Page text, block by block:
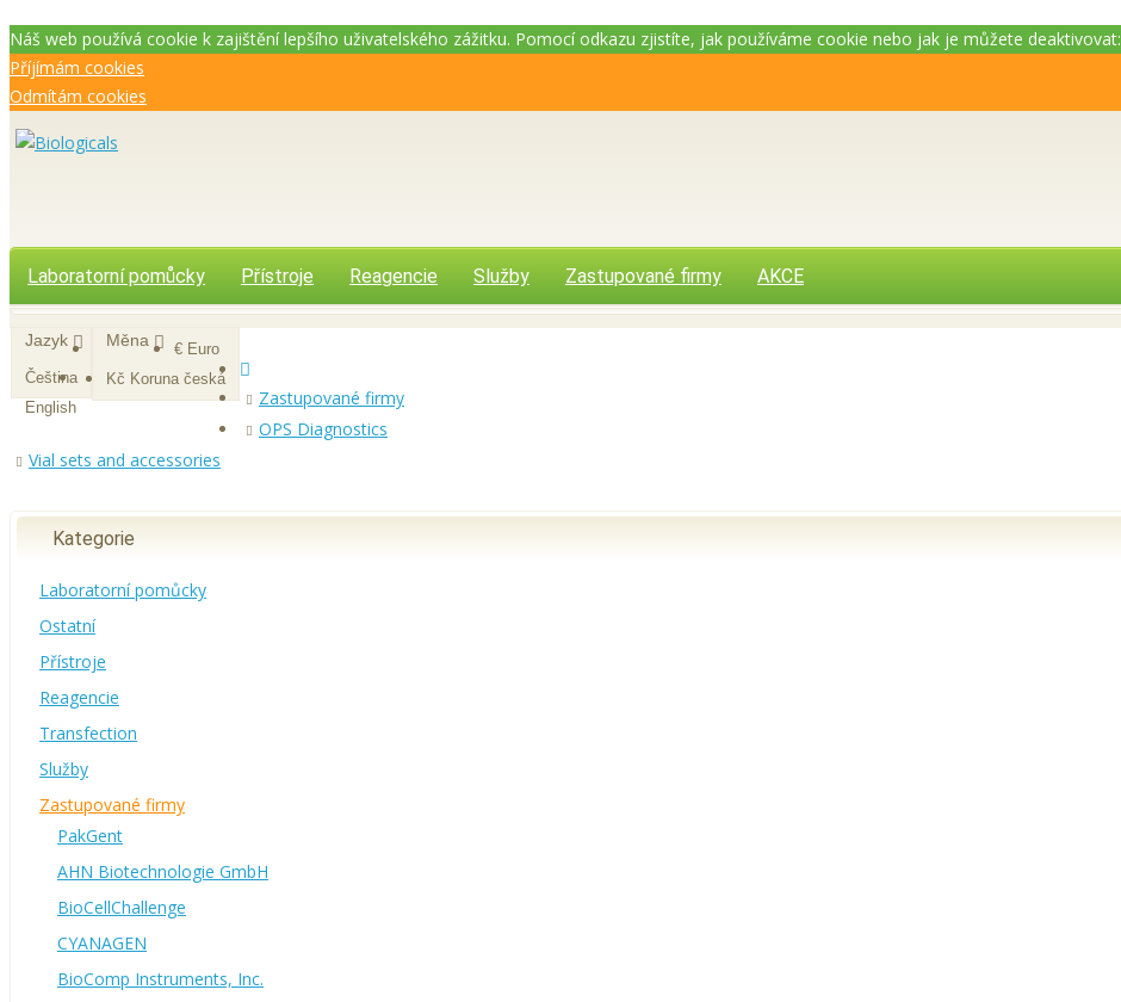
Náš web používá cookie k zajištění lepšího uživatelského zážitku. Pomocí odkazu zjistíte, jak používáme cookie nebo jak je můžete deaktivovat:
Příjímám cookies
Odmítám cookies
Laboratorní pomůcky Přístroje Reagencie Služby Zastupované firmy AKCE
Jazyk
Čeština
English
Měna
€ Euro
Kč Koruna česká
Zastupované firmy
OPS Diagnostics
Vial sets and accessories
Kategorie
Laboratorní pomůcky
Ostatní
Přístroje
Reagencie
Transfection
Služby
Zastupované firmy
PakGent
AHN Biotechnologie GmbH
BioCellChallenge
CYANAGEN
BioComp Instruments, Inc.